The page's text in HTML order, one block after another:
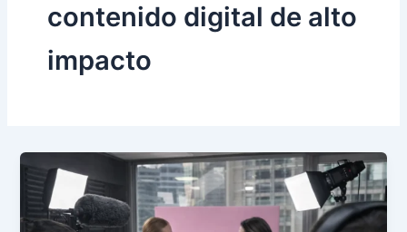
contenido digital de alto
impacto